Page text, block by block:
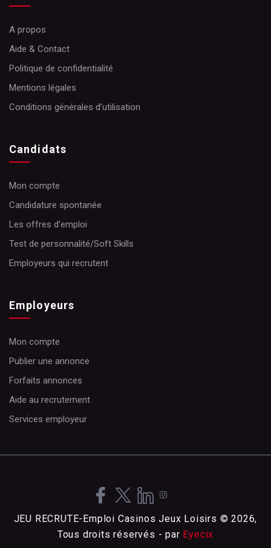
A propos
Aide & Contact
Politique de confidentialité
Mentions légales
Conditions générales d’utilisation
Candidats
Mon compte
Candidature spontanée
Les offres d’emploi
Test de personnalité/Soft Skills
Employeurs qui recrutent
Employeurs
Mon compte
Publier une annonce
Forfaits annonces
Aide au recrutement
Services employeur
JEU RECRUTE-Emploi Casinos Jeux Loisirs © 2026,
Tous droits réservés - par Eyecix